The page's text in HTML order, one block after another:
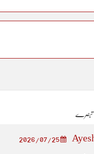
تبصرے
2026/07/25